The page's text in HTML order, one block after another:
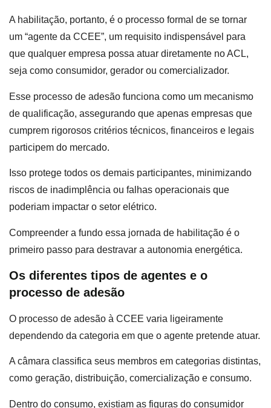
A habilitação, portanto, é o processo formal de se tornar
um “agente da CCEE”, um requisito indispensável para
que qualquer empresa possa atuar diretamente no ACL,
seja como consumidor, gerador ou comercializador.
Esse processo de adesão funciona como um mecanismo
de qualificação, assegurando que apenas empresas que
cumprem rigorosos critérios técnicos, financeiros e legais
participem do mercado.
Isso protege todos os demais participantes, minimizando
riscos de inadimplência ou falhas operacionais que
poderiam impactar o setor elétrico.
Compreender a fundo essa jornada de habilitação é o
primeiro passo para destravar a autonomia energética.
Os diferentes tipos de agentes e o
processo de adesão
O processo de adesão à CCEE varia ligeiramente
dependendo da categoria em que o agente pretende atuar.
A câmara classifica seus membros em categorias distintas,
como geração, distribuição, comercialização e consumo.
Dentro do consumo, existiam as figuras do consumidor